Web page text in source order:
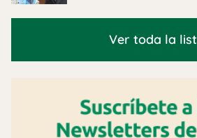
Ver toda la